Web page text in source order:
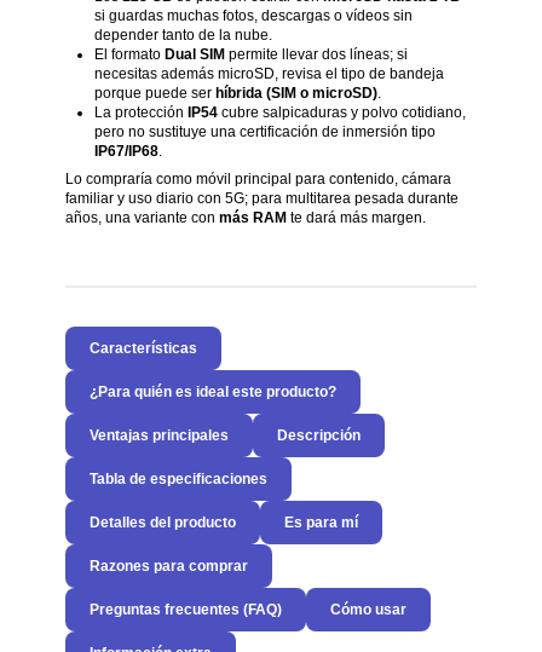
si guardas muchas fotos, descargas o vídeos sin
depender tanto de la nube.
El formato Dual SIMpermite llevar dos líneas; si
necesitas además microSD, revisa el tipo de bandeja
porque puede ser híbrida (SIM o microSD).
La protección IP54cubre salpicaduras y polvo cotidiano,
pero no sustituye una certificación de inmersión tipo
IP67/IP68.
Lo compraría como móvil principal para contenido, cámara
familiar y uso diario con 5G; para multitarea pesada durante
años, una variante con más RAMte dará más margen.
Características
¿Para quién es ideal este producto?
Ventajas principales Descripción
Tabla de especificaciones
Detalles del producto Es para mí
Razones para comprar
Preguntas frecuentes (FAQ) Cómo usar